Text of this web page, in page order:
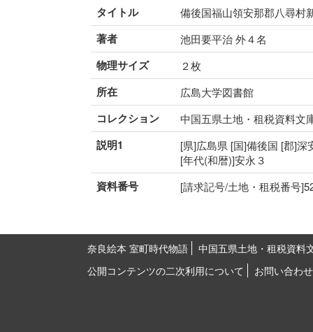
タイトル 備後国福山領安那郡八尋村
著者 池田要平治 外４名
物理サイズ ２枚
所在 広島大学図書館
コレクション 中国五県土地・租税資料文
説明1
[県]広島県 [国]備後国 [郡]
[年代(和暦)]安永３
資料番号 [請求記号/土地・租税番号
奈良絵本 室町時代物語
中国五県土地・租税資料
公開コンテンツの二次利用について
お問い合わせ